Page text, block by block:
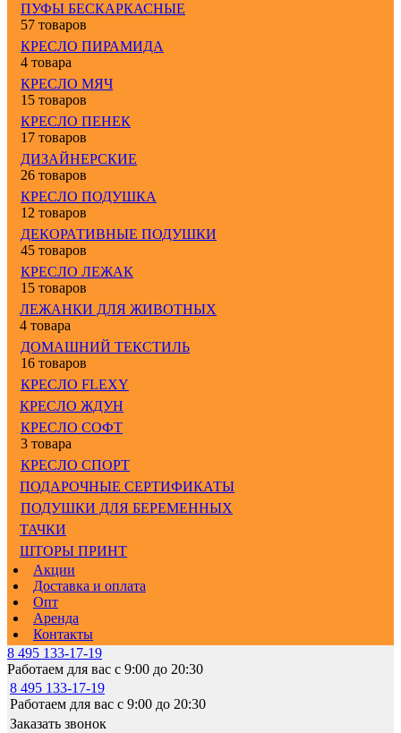
ПУФЫ БЕСКАРКАСНЫЕ
57 товаров
КРЕСЛО ПИРАМИДА
4 товара
КРЕСЛО МЯЧ
15 товаров
КРЕСЛО ПЕНЕК
17 товаров
ДИЗАЙНЕРСКИЕ
26 товаров
КРЕСЛО ПОДУШКА
12 товаров
ДЕКОРАТИВНЫЕ ПОДУШКИ
45 товаров
КРЕСЛО ЛЕЖАК
15 товаров
ЛЕЖАНКИ ДЛЯ ЖИВОТНЫХ
4 товара
ДОМАШНИЙ ТЕКСТИЛЬ
16 товаров
КРЕСЛО FLEXY
КРЕСЛО ЖДУН
КРЕСЛО СОФТ
3 товара
КРЕСЛО СПОРТ
ПОДАРОЧНЫЕ СЕРТИФИКАТЫ
ПОДУШКИ ДЛЯ БЕРЕМЕННЫХ
ТАЧКИ
ШТОРЫ ПРИНТ
Акции
Доставка и оплата
Опт
Аренда
Контакты
8 495 133-17-19
Работаем для вас с 9:00 до 20:30
8 495 133-17-19
Работаем для вас с 9:00 до 20:30
Заказать звонок